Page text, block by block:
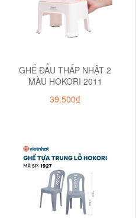
GHẾ ĐẨU THẤP NHẬT 2
MÀU HOKORI 2011
39.500₫